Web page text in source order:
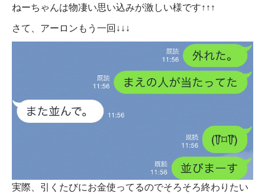
ねーちゃんは物凄い思い込みが激しい様です↑↑↑
さて、アーロンもう一回↓↓↓
実際、引くたびにお金使ってるのでそろそろ終わりたい